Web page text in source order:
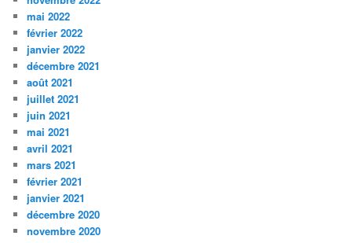
mai 2022
février 2022
janvier 2022
décembre 2021
août 2021
juillet 2021
juin 2021
mai 2021
avril 2021
mars 2021
février 2021
janvier 2021
décembre 2020
novembre 2020